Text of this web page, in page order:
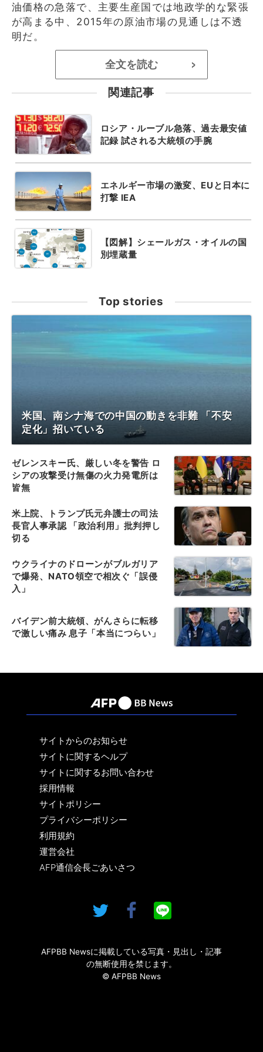
油価格の急落で、主要生産国では地政学的な緊張
が高まる中、2015年の原油市場の見通しは不透
明だ。
全文を読む >
関連記事
ロシア・ルーブル急落、過去最安値
記録 試される大統領の手腕
エネルギー市場の激変、EUと日本に
打撃 IEA
【図解】シェールガス・オイルの国
別埋蔵量
Top stories
米国、南シナ海での中国の動きを非難 「不安
定化」招いている
ゼレンスキー氏、厳しい冬を警告 ロ
シアの攻撃受け無傷の火力発電所は
皆無
米上院、トランプ氏元弁護士の司法
長官人事承認 「政治利用」批判押し
切る
ウクライナのドローンがブルガリア
で爆発、NATO領空で相次ぐ「誤侵
入」
バイデン前大統領、がんさらに転移
で激しい痛み 息子「本当につらい」
サイトからのお知らせ
サイトに関するヘルプ
サイトに関するお問い合わせ
採用情報
サイトポリシー
プライバシーポリシー
利用規約
運営会社
AFP通信会長ごあいさつ
AFPBB Newsに掲載している写真・見出し・記事
の無断使用を禁じます。
© AFPBB News